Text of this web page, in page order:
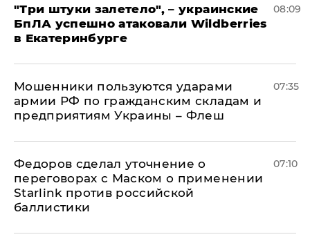
"Три штуки залетело", – украинские
БпЛА успешно атаковали Wildberries
в Екатеринбурге
08:09
Мошенники пользуются ударами
армии РФ по гражданским складам и
предприятиям Украины – Флеш
07:35
Федоров сделал уточнение о
переговорах с Маском о применении
Starlink против российской
баллистики
07:10